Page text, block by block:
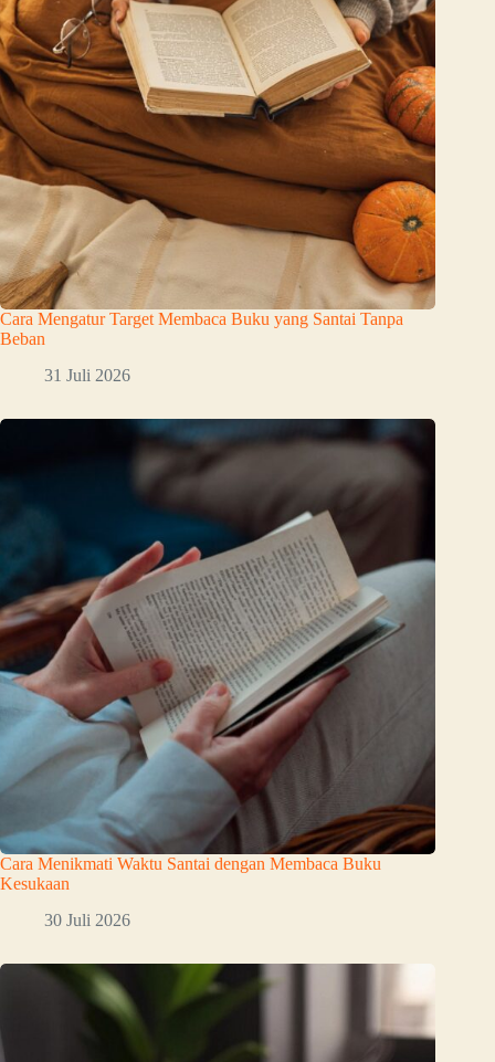
Cara Mengatur Target Membaca Buku yang Santai Tanpa
Beban
31 Juli 2026
Cara Menikmati Waktu Santai dengan Membaca Buku
Kesukaan
30 Juli 2026